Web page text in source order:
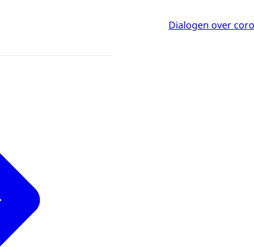
Dialogen over